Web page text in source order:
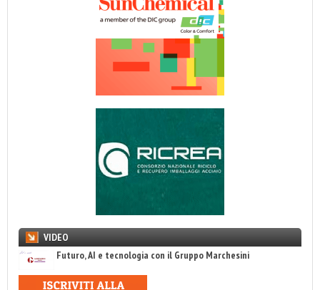
VIDEO
Futuro, AI e tecnologia con il Gruppo Marchesini